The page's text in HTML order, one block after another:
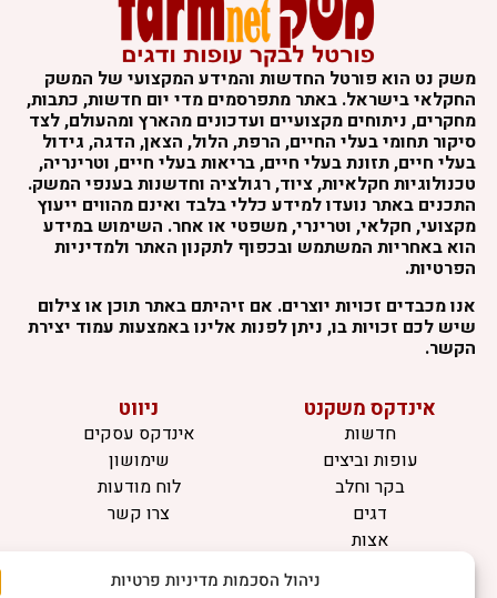
ניהול הסכמות מדיניות פרטיות
נט הוא פורטל החדשות והמידע המקצועי של המשק
בישראל. באתר מתפרסמים מדי יום חדשות, כתבות,
ניתוחים מקצועיים ועדכונים מהארץ ומהעולם, לצד
תחומי בעלי החיים, הרפת, הלול, הצאן, הדגה, גידול
חיים, תזונת בעלי חיים, בריאות בעלי חיים, וטרינריה,
חקלאיות, ציוד, רגולציה וחדשנות בענפי המשק.
באתר נועדו למידע כללי בלבד ואינם מהווים ייעוץ
חקלאי, וטרינרי, משפטי או אחר. השימוש במידע
באחריות המשתמש ובכפוף לתקנון האתר ולמדיניות
מכבדים זכויות יוצרים. אם זיהיתם באתר תוכן או צילום
לכם זכויות בו, ניתן לפנות אלינו באמצעות עמוד יצירת
אינדקס משקנט
חדשות
עופות וביצים
בקר וחלב
דגים
אצות
ניווט
אינדקס עסקים
שימושון
לוח מודעות
צרו קשר